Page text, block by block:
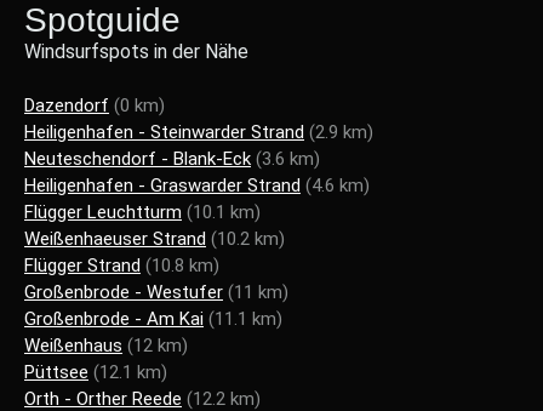
Spotguide
Windsurfspots in der Nähe
Dazendorf (0 km)
Heiligenhafen - Steinwarder Strand (2.9 km)
Neuteschendorf - Blank-Eck (3.6 km)
Heiligenhafen - Graswarder Strand (4.6 km)
Flügger Leuchtturm (10.1 km)
Weißenhaeuser Strand (10.2 km)
Flügger Strand (10.8 km)
Großenbrode - Westufer (11 km)
Großenbrode - Am Kai (11.1 km)
Weißenhaus (12 km)
Püttsee (12.1 km)
Orth - Orther Reede (12.2 km)